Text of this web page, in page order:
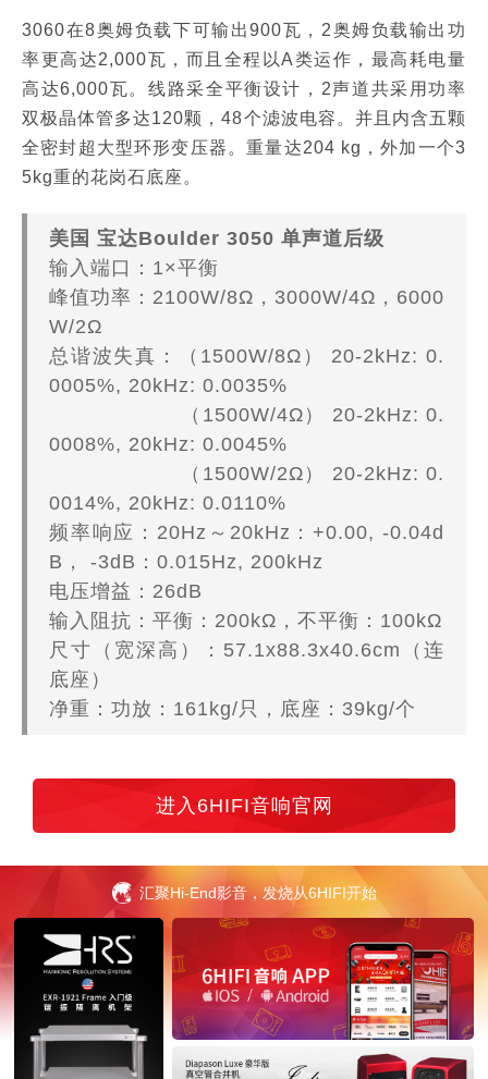
3060在8奥姆负载下可输出900瓦，2奥姆负载输出功
率更高达2,000瓦，而且全程以A类运作，最高耗电量
高达6,000瓦。线路采全平衡设计，2声道共采用功率
双极晶体管多达120颗，48个滤波电容。并且内含五颗
全密封超大型环形变压器。重量达204 kg，外加一个3
5kg重的花岗石底座。
美国 宝达Boulder 3050 单声道后级
输入端口：1×平衡
峰值功率：2100W/8Ω，3000W/4Ω，6000
W/2Ω
总谐波失真：（1500W/8Ω） 20-2kHz: 0.
0005%, 20kHz: 0.0035%
（1500W/4Ω） 20-2kHz: 0.
0008%, 20kHz: 0.0045%
（1500W/2Ω） 20-2kHz: 0.
0014%, 20kHz: 0.0110%
频率响应：20Hz～20kHz：+0.00, -0.04d
B， -3dB：0.015Hz, 200kHz
电压增益：26dB
输入阻抗：平衡：200kΩ，不平衡：100kΩ
尺寸（宽深高）：57.1x88.3x40.6cm（连
底座）
净重：功放：161kg/只，底座：39kg/个
进入6HIFI音响官网
汇聚Hi-End影音，发烧从6HIFI开始